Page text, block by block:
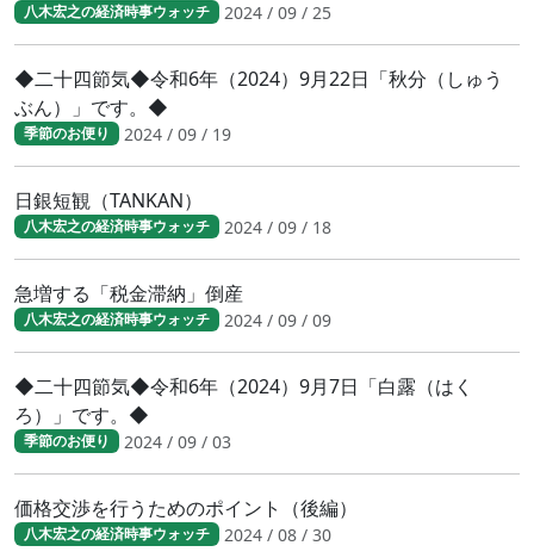
八木宏之の経済時事ウォッチ 2024 / 09 / 25
◆二十四節気◆令和6年（2024）9月22日「秋分（しゅう
ぶん）」です。◆
季節のお便り 2024 / 09 / 19
日銀短観（TANKAN）
八木宏之の経済時事ウォッチ 2024 / 09 / 18
急増する「税金滞納」倒産
八木宏之の経済時事ウォッチ 2024 / 09 / 09
◆二十四節気◆令和6年（2024）9月7日「白露（はく
ろ）」です。◆
季節のお便り 2024 / 09 / 03
価格交渉を行うためのポイント（後編）
八木宏之の経済時事ウォッチ 2024 / 08 / 30